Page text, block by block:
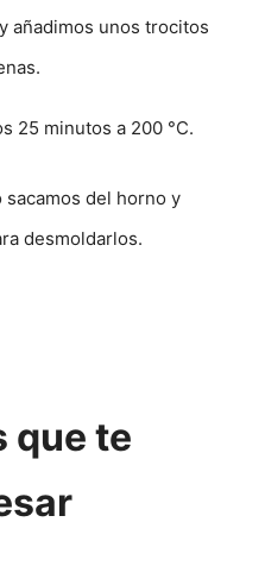
añadimos unos trocitos
25 minutos a 200 °C.
sacamos del horno y
desmoldarlos.
que te